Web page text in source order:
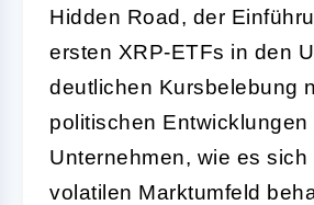
Hidden Road, der
ersten XRP-ETFs in den
deutlichen Kursbelebung
politischen Entwicklungen
Unternehmen, wie es sich
volatilen Marktumfeld